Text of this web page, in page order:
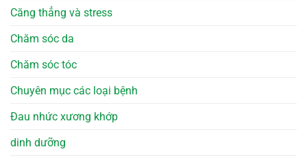
Căng thẳng và stress
Chăm sóc da
Chăm sóc tóc
Chuyên mục các loại bệnh
Đau nhức xương khớp
dinh dưỡng